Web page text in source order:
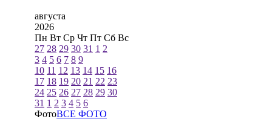
августа
2026
Пн Вт Ср Чт Пт Сб Вс
27 28 29 30 31 1 2
3 4 5 6 7 8 9
10 11 12 13 14 15 16
17 18 19 20 21 22 23
24 25 26 27 28 29 30
31 1 2 3 4 5 6
ФотоВСЕ ФОТО